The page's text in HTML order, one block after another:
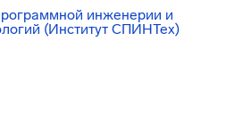
инженерии и
(Институт СПИНТех)